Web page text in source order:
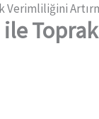
Verimliliğini
Toprak